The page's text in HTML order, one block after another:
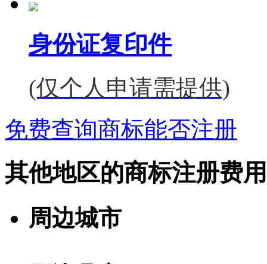
身份证复印件
(仅个人申请需提供)
免费查询商标能否注册
其他地区的商标注册费用
周边城市